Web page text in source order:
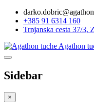
+385 91 6314 160
Trnjanska cesta 37/3,
Agathon
Sidebar
×